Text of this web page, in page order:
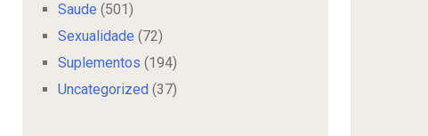
Saude (501)
Sexualidade (72)
Suplementos (194)
Uncategorized (37)